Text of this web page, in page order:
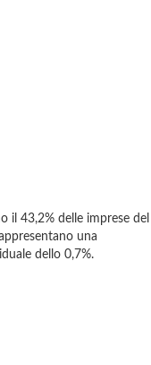
il 43,2% delle imprese del
una
dello 0,7%.